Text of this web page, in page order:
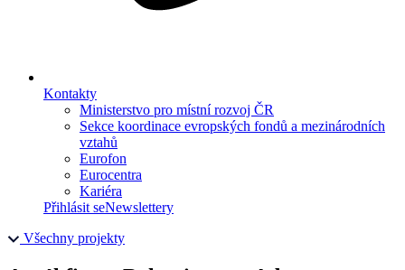
Kontakty
Ministerstvo pro místní rozvoj ČR
Sekce koordinace evropských fondů a mezinárodních
vztahů
Eurofon
Eurocentra
Kariéra
Přihlásit seNewslettery
Všechny projekty